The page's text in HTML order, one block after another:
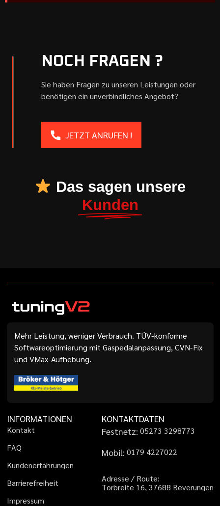
NOCH FRAGEN ?
Sie haben Fragen zu unseren Leistungen oder
benötigen ein unverbindliches Angebot?
JETZT ANRUFEN !
Das sagen unsere
Kunden
Mehr Leistung, weniger Verbrauch. TÜV-konforme
Softwareoptimierung mit Gaspedalanpassung, CVN-Fix
und VMax-Aufhebung.
INFORMATIONEN
Kontakt
FAQ
Kundenerfahrungen
Barrierefreiheit
Impressum
KONTAKTDATEN
Festnetz: 05273 3298773
Mobil: 01 79 4227022
Adresse / Route:
Torbreite 16, 37688 Beverungen